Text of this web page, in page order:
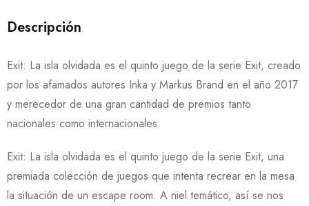
Descripción
Exit: La isla olvidada es el quinto juego de la serie Exit, creado
por los afamados autores Inka y Markus Brand en el año 2017
y merecedor de una gran cantidad de premios tanto
nacionales como internacionales.
Exit: La isla olvidada es el quinto juego de la serie Exit, una
premiada colección de juegos que intenta recrear en la mesa
la situación de un escape room. A niel temático, así se nos